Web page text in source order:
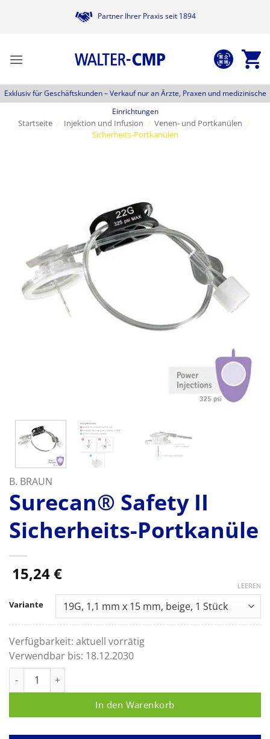
Partner Ihrer Praxis seit 1894
Exklusiv für Geschäftskunden –Verkauf nur an Ärzte, Praxen und medizinische
Einrichtungen
Startseite / Injektion und Infusion / Venen- und Portkanülen /
Sicherheits-Portkanülen
B. BRAUN
Surecan® Safety II
Sicherheits-Portkanüle
15,24€
Variante
LEEREN
Verfügbarkeit: aktuell vorrätig
Verwendbar bis: 18.12.2030
Surecan® Safety II Sicherheits-Portkanüle Menge
In den Warenkorb